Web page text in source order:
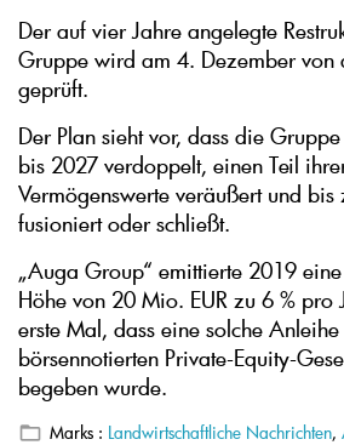
Der auf vier Jahre angelegte
Gruppe wird am 4. Dezember von
geprüft.
Der Plan sieht vor, dass die
bis 2027 verdoppelt, einen Teil
Vermögenswerte veräußert und bis
fusioniert oder schließt.
„Auga Group“ emittierte 2019
Höhe von 20 Mio. EUR zu 6 % pro
erste Mal, dass eine solche
börsennotierten Private-Equity-
begeben wurde.
Marks : Landwirtschaftliche Nachrichten,